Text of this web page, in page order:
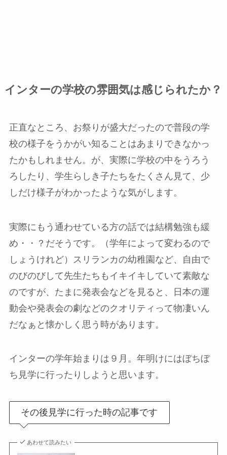
インターの学校の雰囲気は感じられたか？
正直なところ、お祭りが盛大だったので普段の学
校の様子をうかがい知ることはあまりできなかっ
たかもしれません。が、実際に学校の中をうろう
ろしたり、学生らしき子たちをたくさん見て、少
しだけ様子がわかったような気がします。
実際にもう通わせている方の話では結構勉強も緩
め・・？だそうです。（学年によって変わるので
しょうけれど）スリランカの幼稚園など、自由で
のびのびして先生たちもイキイキしていて素敵な
のですが、たまに発表会などを見ると、日本の運
動会や発表会の劇などのクオリティって物凄いん
だなぁと懐かしく思う時があります。
インターの学年始まりは９月。年明けにはぼちぼ
ち見学に行ったりしようと思います。
その後見学に行った時の記事です
あわせて読みたい